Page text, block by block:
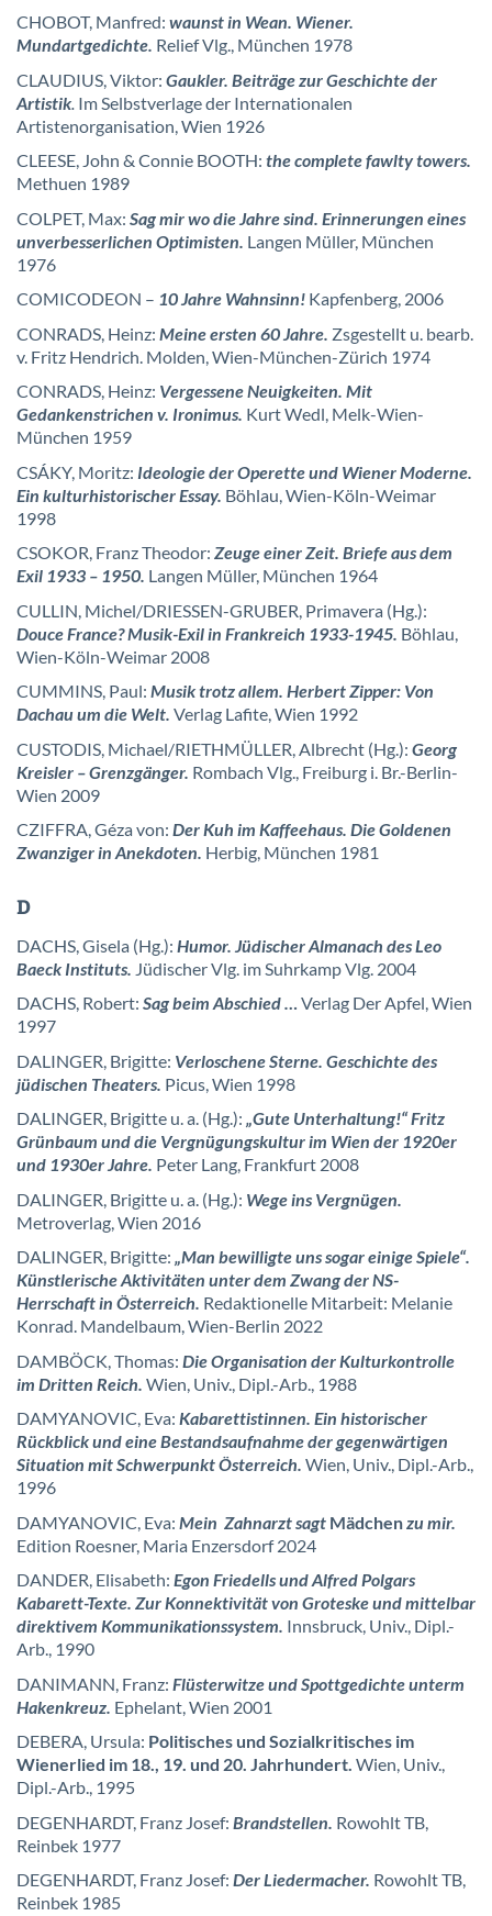
CHOBOT, Manfred: waunst in Wean. Wiener.
Mundartgedichte. Relief Vlg., München 1978
CLAUDIUS, Viktor: Gaukler. Beiträge zur Geschichte der
Artistik. Im Selbstverlage der Internationalen
Artistenorganisation, Wien 1926
CLEESE, John & Connie BOOTH: the complete fawlty towers.
Methuen 1989
COLPET, Max: Sag mir wo die Jahre sind. Erinnerungen eines
unverbesserlichen Optimisten. Langen Müller, München
1976
COMICODEON – 10 Jahre Wahnsinn! Kapfenberg, 2006
CONRADS, Heinz: Meine ersten 60 Jahre. Zsgestellt u. bearb.
v. Fritz Hendrich. Molden, Wien-München-Zürich 1974
CONRADS, Heinz: Vergessene Neuigkeiten. Mit
Gedankenstrichen v. Ironimus. Kurt Wedl, Melk-Wien-
München 1959
CSÁKY, Moritz: Ideologie der Operette und Wiener Moderne.
Ein kulturhistorischer Essay. Böhlau, Wien-Köln-Weimar
1998
CSOKOR, Franz Theodor: Zeuge einer Zeit. Briefe aus dem
Exil 1933 – 1950. Langen Müller, München 1964
CULLIN, Michel/DRIESSEN-GRUBER, Primavera (Hg.):
Douce France? Musik-Exil in Frankreich 1933-1945. Böhlau,
Wien-Köln-Weimar 2008
CUMMINS, Paul: Musik trotz allem. Herbert Zipper: Von
Dachau um die Welt. Verlag Lafite, Wien 1992
CUSTODIS, Michael/RIETHMÜLLER, Albrecht (Hg.): Georg
Kreisler – Grenzgänger. Rombach Vlg., Freiburg i. Br.-Berlin-
Wien 2009
CZIFFRA, Géza von: Der Kuh im Kaffeehaus. Die Goldenen
Zwanziger in Anekdoten. Herbig, München 1981
D
DACHS, Gisela (Hg.): Humor. Jüdischer Almanach des Leo
Baeck Instituts. Jüdischer Vlg. im Suhrkamp Vlg. 2004
DACHS, Robert: Sag beim Abschied … Verlag Der Apfel, Wien
1997
DALINGER, Brigitte: Verloschene Sterne. Geschichte des
jüdischen Theaters. Picus, Wien 1998
DALINGER, Brigitte u. a. (Hg.): „Gute Unterhaltung!“ Fritz
Grünbaum und die Vergnügungskultur im Wien der 1920er
und 1930er Jahre. Peter Lang, Frankfurt 2008
DALINGER, Brigitte u. a. (Hg.): Wege ins Vergnügen.
Metroverlag, Wien 2016
DALINGER, Brigitte: „Man bewilligte uns sogar einige Spiele“.
Künstlerische Aktivitäten unter dem Zwang der NS-
Herrschaft in Österreich. Redaktionelle Mitarbeit: Melanie
Konrad. Mandelbaum, Wien-Berlin 2022
DAMBÖCK, Thomas: Die Organisation der Kulturkontrolle
im Dritten Reich. Wien, Univ., Dipl.-Arb., 1988
DAMYANOVIC, Eva: Kabarettistinnen. Ein historischer
Rückblick und eine Bestandsaufnahme der gegenwärtigen
Situation mit Schwerpunkt Österreich. Wien, Univ., Dipl.-Arb.,
1996
DAMYANOVIC, Eva: Mein Zahnarzt sagt Mädchenzu mir.
Edition Roesner, Maria Enzersdorf 2024
DANDER, Elisabeth: Egon Friedells und Alfred Polgars
Kabarett-Texte. Zur Konnektivität von Groteske und mittelbar
direktivem Kommunikationssystem. Innsbruck, Univ., Dipl.-
Arb., 1990
DANIMANN, Franz: Flüsterwitze und Spottgedichte unterm
Hakenkreuz. Ephelant, Wien 2001
DEBERA, Ursula: Politisches und Sozialkritisches im
Wienerlied im 18., 19. und 20. Jahrhundert. Wien, Univ.,
Dipl.-Arb., 1995
DEGENHARDT, Franz Josef: Brandstellen. Rowohlt TB,
Reinbek 1977
DEGENHARDT, Franz Josef: Der Liedermacher. Rowohlt TB,
Reinbek 1985